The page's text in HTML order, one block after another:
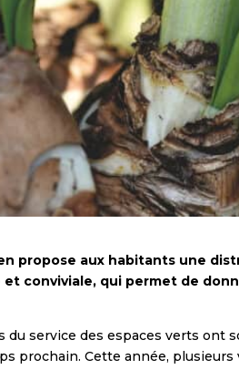
propose aux habitants une
conviviale, qui permet de
du service des espaces verts
prochain. Cette année,